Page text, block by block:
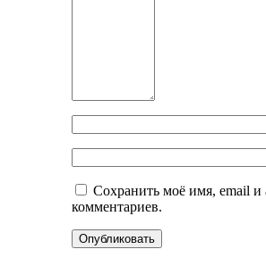
Сохранить моё имя, email и
комментариев.